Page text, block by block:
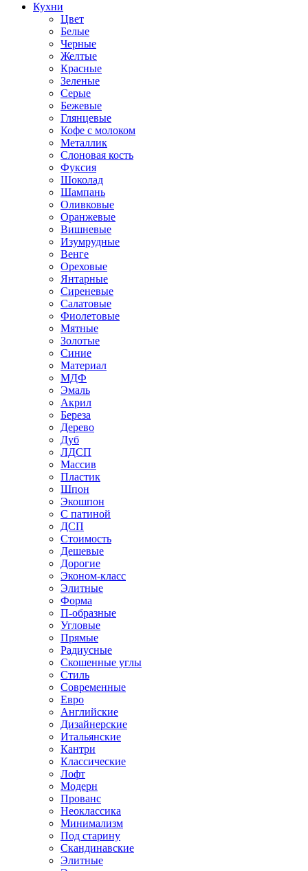
Кухни
Цвет
Белые
Черные
Желтые
Красные
Зеленые
Серые
Бежевые
Глянцевые
Кофе с молоком
Металлик
Слоновая кость
Фуксия
Шоколад
Шампань
Оливковые
Оранжевые
Вишневые
Изумрудные
Венге
Ореховые
Янтарные
Сиреневые
Салатовые
Фиолетовые
Мятные
Золотые
Синие
Материал
МДФ
Эмаль
Акрил
Береза
Дерево
Дуб
ЛДСП
Массив
Пластик
Шпон
Экошпон
С патиной
ДСП
Стоимость
Дешевые
Дорогие
Эконом-класс
Элитные
Форма
П-образные
Угловые
Прямые
Радиусные
Скошенные углы
Стиль
Современные
Евро
Английские
Дизайнерские
Итальянские
Кантри
Классические
Лофт
Модерн
Прованс
Неоклассика
Минимализм
Под старину
Скандинавские
Элитные